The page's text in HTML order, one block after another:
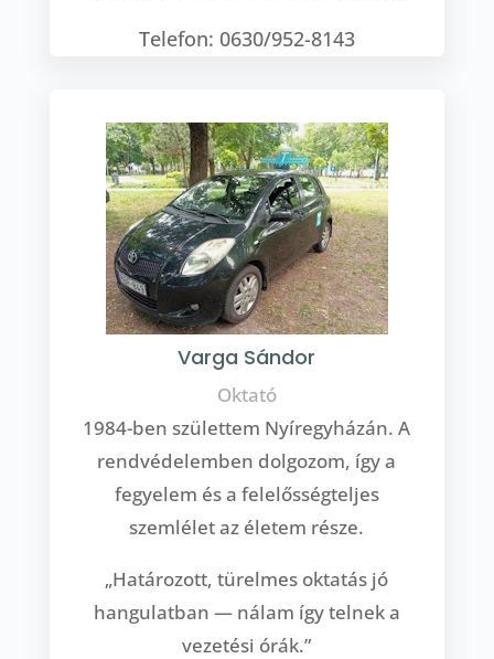
Telefon: 0630/952-8143
Varga Sándor
Oktató
1984-ben születtem Nyíregyházán. A
rendvédelemben dolgozom, így a
fegyelem és a felelősségteljes
szemlélet az életem része.
„Határozott, türelmes oktatás jó
hangulatban — nálam így telnek a
vezetési órák.”